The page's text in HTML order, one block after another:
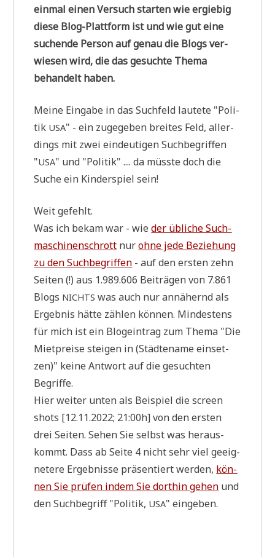
ein­mal einen Ver­such star­ten wie ergie­big
die­se Blog-Platt­form ist und wie gut eine
suchen­de Per­son auf genau die Blogs ver­
wie­sen wird, die das gesuch­te The­ma
behan­delt haben.
Mei­ne Ein­ga­be in das Such­feld lau­te­te "Poli­
tik USA" - ein zuge­ge­ben brei­tes Feld, aller­
dings mit zwei ein­deu­ti­gen Such­be­grif­fen
"USA" und "Poli­tik" .... da müss­te doch die
Suche ein Kin­der­spiel sein!
Weit gefehlt.
Was ich bekam war - wieder übli­che Such­
ma­schi­nen­schrott nurohne jede Bezie­hung
zu den Such­be­grif­fen - auf den ersten zehn
Sei­ten (!) aus 1.989.606 Bei­trä­gen von 7.861
Blogs NICHTS was auch nur annä­hernd als
Ergeb­nis hät­te zäh­len kön­nen. Min­de­stens
für mich ist ein Blog­ein­trag zum The­ma "Die
Miet­prei­se stei­gen in (Städ­te­na­me ein­set­
zen)" kei­ne Ant­wort auf die gesuch­ten
Begriffe.
Hier wei­ter unten als Bei­spiel die screen
shots [12.11.2022; 21:00h] von den ersten
drei Sei­ten. Sehen Sie selbst was her­aus­
kommt. Dass ab Sei­te 4 nicht sehr viel geeig­
ne­te­re Ergeb­nis­se prä­sen­tiert wer­den, kön­
nen Sie prü­fen indem Sie dort­hin gehen und
den Such­be­griff "Poli­tik, USA" eingeben.